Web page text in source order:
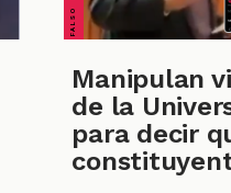
Manipulan
de la
para decir